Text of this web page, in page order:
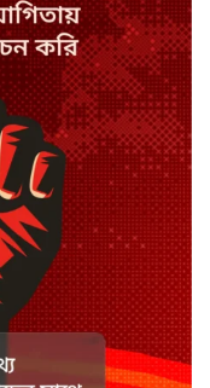
জাল ডিও, প্রতারণার
বিরুদ্ধে মামলা
চিনি, কোনটি ভালো?
দিনে ধুঁকছে